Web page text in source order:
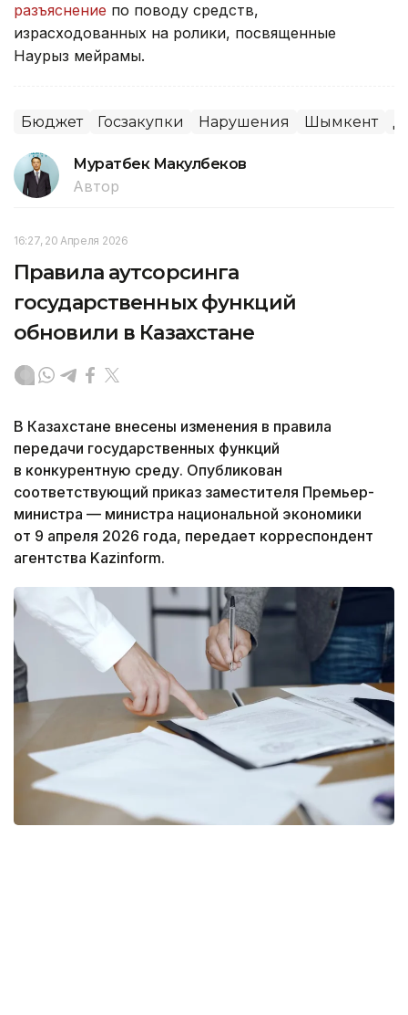
разъяснение по поводу средств,
израсходованных на ролики, посвященные
Наурыз мейрамы.
Бюджет Госзакупки Нарушения Шымкент
Муратбек Макулбеков
Автор
16:27, 20 Апреля 2026
Правила аутсорсинга
государственных функций
обновили в Казахстане
В Казахстане внесены изменения в правила
передачи государственных функций
в конкурентную среду. Опубликован
соответствующий приказ заместителя Премьер-
министра — министра национальной экономики
от 9 апреля 2026 года, передает корреспондент
агентства Kazinform.